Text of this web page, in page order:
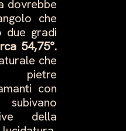
dovrebbe
che
due gradi
54,75°.
che
pietre
con
della